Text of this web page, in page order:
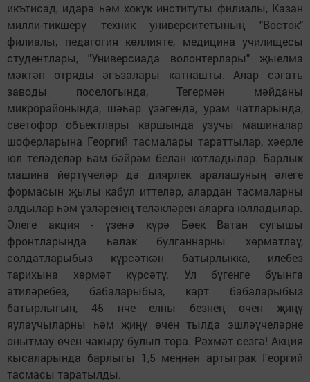
икътисад, идарә һәм хокук институты филиалы, Казан
милли-тикшерү техник университетының "Восток"
филиалы, педагогия көллияте, медицина училищесы
студентлары, "Универсиада волонтерлары" җыелма
мәктәп отряды әгъзалары катнашты. Алар сәгать
заводы поселогында, Тегермән мәйданы
микрорайонында, шәһәр үзәгендә, урам чатларында,
светофор объектлары каршында узучы машиналар
шоферларына Георгий тасмалары тараттылар, хәерле
юл теләделәр һәм бәйрәм белән котладылар. Барлык
машина йөртүчеләр дә диярлек аралашуның әлеге
формасын җылы кабул иттеләр, алардан тасмаларны
алдылар һәм үзләренең теләкләрен аларга юлладылар.
Әлеге акция - үзенә күрә Бөек Ватан сугышы
фронтларында һәлак булганнарны хөрмәтләү,
солдатларыбыз күрсәткән батырлыкка, илебез
тарихына хөрмәт күрсәтү. Ул бүгенге буынга
әтиләребез, бабаларыбыз, карт бабаларыбыз
батырлыгын, 45 нче елны безнең өчен җиңү
яулаучыларны һәм җиңү өчен тылда эшләүчеләрне
онытмау өчен чакыру булып тора. Рәхмәт сезгә! Акция
кысаларында барлыгы 1,5 меңнән артыграк Георгий
тасмасы таратылды.